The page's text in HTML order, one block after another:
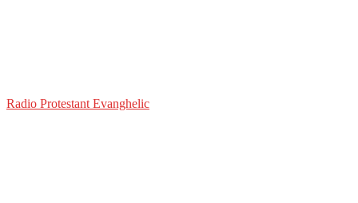
Radio Protestant Evanghelic